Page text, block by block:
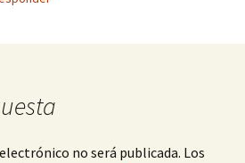
no será publicada. Los